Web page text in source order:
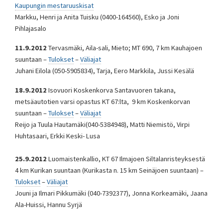
Kaupungin mestaruuskisat
Markku, Henri ja Anita Tuisku (0400-164560), Esko ja Joni
Pihlajasalo
11.9.2012 Tervasmäki, Aila-sali, Mieto; MT 690, 7 km Kauhajoen
suuntaan –Tulokset–Väliajat
Juhani Eilola (050-5905834), Tarja, Eero Markkila, Jussi Kesälä
18.9.2012 Isovuori Koskenkorva Santavuoren takana,
metsäautotien varsi opastus KT 67:lta, 9 km Koskenkorvan
suuntaan –Tulokset–Väliajat
Reijo ja Tuula Hautamäki(040-5384948), Matti Niemistö, Virpi
Huhtasaari, Erkki Keski- Lusa
25.9.2012 Luomaistenkallio, KT 67 Ilmajoen Siltalanristeyksestä
4 km Kurikan suuntaan (Kurikasta n. 15 km Seinäjoen suuntaan) –
Tulokset–Väliajat
Jouni ja Ilmari Pikkumäki (040-7392377), Jonna Korkeamäki, Jaana
Ala-Huissi, Hannu Syrjä